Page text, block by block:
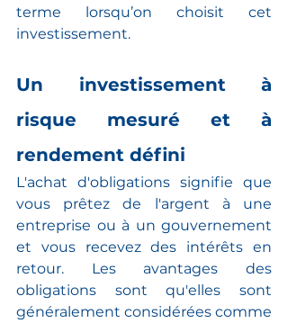
terme lorsqu’on choisit cet
investissement.
Un investissement à
risque mesuré et à
rendement défini
L'achat d'obligations signifie que
vous prêtez de l'argent à une
entreprise ou à un gouvernement
et vous recevez des intérêts en
retour. Les avantages des
obligations sont qu'elles sont
généralement considérées comme